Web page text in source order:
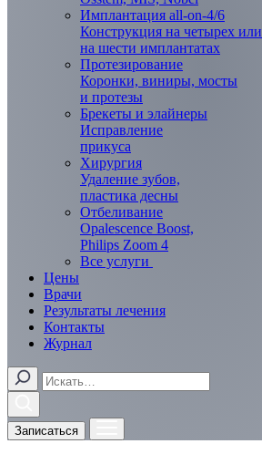
Имплантация all-on-4/6
Конструкция на четырех или
на шести имплантатах
Протезирование
Коронки, виниры, мосты
и протезы
Брекеты и элaйнеры
Исправление
прикуса
Хирургия
Удаление зубов,
пластика десны
Отбеливание
Opalescence Boost,
Philips Zoom 4
Все услуги
Цены
Врачи
Результаты лечения
Контакты
Журнал
Записаться